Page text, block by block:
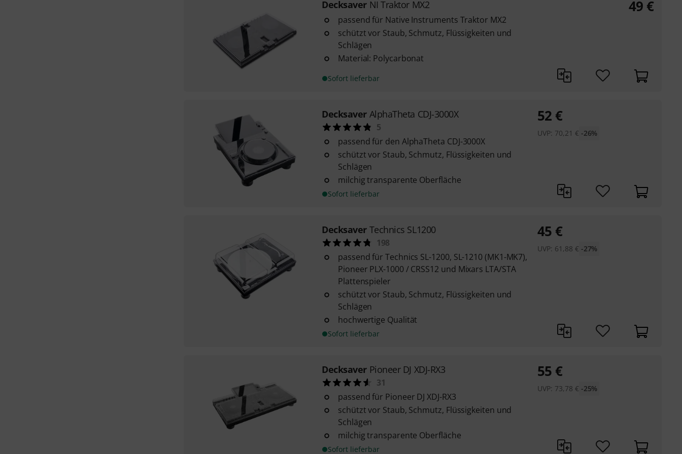
Decksaver NI Traktor MX2
passend für Native Instruments Traktor MX2
schützt vor Staub, Schmutz, Flüssigkeiten und
Schlägen
Material: Polycarbonat
Sofort lieferbar
49 €
Decksaver AlphaTheta CDJ-3000X
5
passend für den AlphaTheta CDJ-3000X
schützt vor Staub, Schmutz, Flüssigkeiten und
Schlägen
milchig transparente Oberfläche
Sofort lieferbar
52 €
UVP: 70,21 € -26%
Decksaver Technics SL1200
198
passend für Technics SL-1200, SL-1210 (MK1-MK7),
Pioneer PLX-1000 / CRSS12 und Mixars LTA/STA
Plattenspieler
schützt vor Staub, Schmutz, Flüssigkeiten und
Schlägen
hochwertige Qualität
Sofort lieferbar
45 €
UVP: 61,88 € -27%
Decksaver Pioneer DJ XDJ-RX3
31
passend für Pioneer DJ XDJ-RX3
schützt vor Staub, Schmutz, Flüssigkeiten und
Schlägen
milchig transparente Oberfläche
Sofort lieferbar
55 €
UVP: 73,78 € -25%